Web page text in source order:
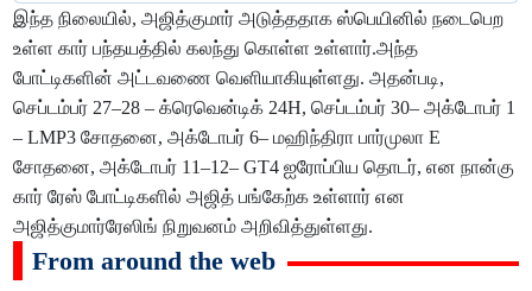
இந்த நிலையில், அஜித்குமார் அடுத்ததாக ஸ்பெயினில் நடைபெற
உள்ள கார் பந்தயத்தில் கலந்து கொள்ள உள்ளார்.அந்த
போட்டிகளின் அட்டவணை வெளியாகியுள்ளது. அதன்படி,
செப்டம்பர் 27–28 – க்ரெவென்டிக் 24H, செப்டம்பர் 30– அக்டோபர் 1
– LMP3 சோதனை, அக்டோபர் 6– மஹிந்திரா பார்முலா E
சோதனை, அக்டோபர் 11–12– GT4 ஐரோப்பிய தொடர், என நான்கு
கார் ரேஸ் போட்டிகளில் அஜித் பங்கேற்க உள்ளார் என
அஜித்குமார்ரேஸிங் நிறுவனம் அறிவித்துள்ளது.
From around the web